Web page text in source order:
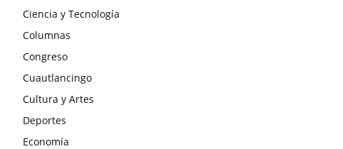
Ciencia y Tecnología
Columnas
Congreso
Cuautlancingo
Cultura y Artes
Deportes
Economía